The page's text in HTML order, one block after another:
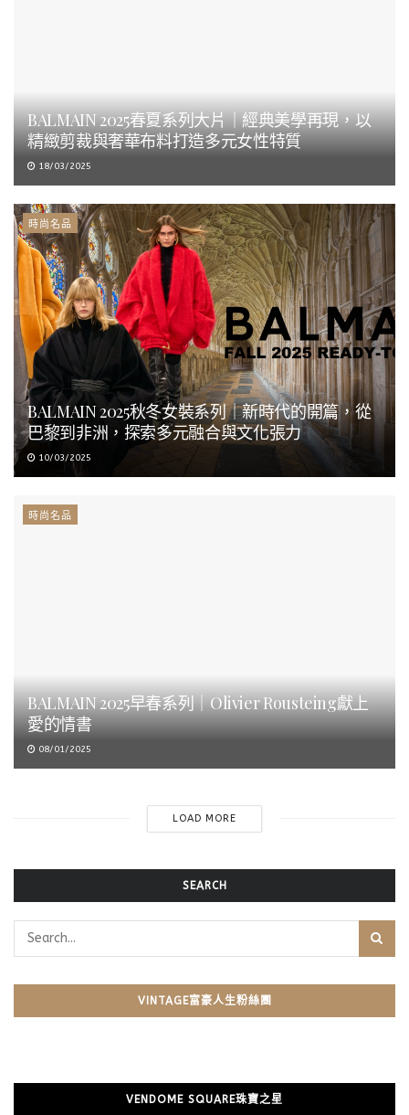
BALMAIN 2025春夏系列大片｜經典美學再現，以
精緻剪裁與奢華布料打造多元女性特質
18/03/2025
時尚名品
BALMAIN 2025秋冬女裝系列｜新時代的開篇，從
巴黎到非洲，探索多元融合與文化張力
10/03/2025
時尚名品
BALMAIN 2025早春系列｜Olivier Rousteing獻上
愛的情書
08/01/2025
LOAD MORE
SEARCH
VINTAGE富豪人生粉絲團
VENDOME SQUARE珠寶之星